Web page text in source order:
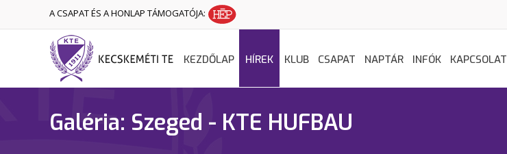
A CSAPAT ÉS A HONLAP TÁMOGATÓJA:
KEZDŐLAP HÍREK KLUB CSAPAT NAPTÁR INFÓK KAPCSOLAT
Galéria: Szeged - KTE HUFBAU